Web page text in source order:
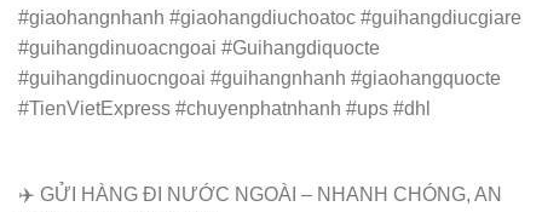
#giaohangnhanh #giaohangdiuchoatoc #guihangdiucgiare
#guihangdinuoacngoai #Guihangdiquocte
#guihangdinuocngoai #guihangnhanh #giaohangquocte
#TienVietExpress #chuyenphatnhanh #ups #dhl
✈️ GỬI HÀNG ĐI NƯỚC NGOÀI – NHANH CHÓNG, AN